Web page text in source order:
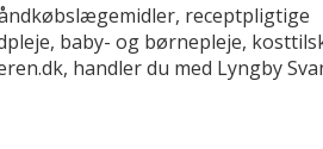
receptpligtige
baby- og børnepleje,
handler du med Lyngby